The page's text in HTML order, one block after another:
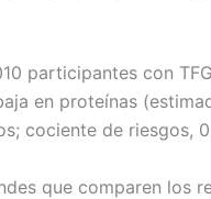
participantes con
en proteínas
cociente de riesgos,
que comparen los